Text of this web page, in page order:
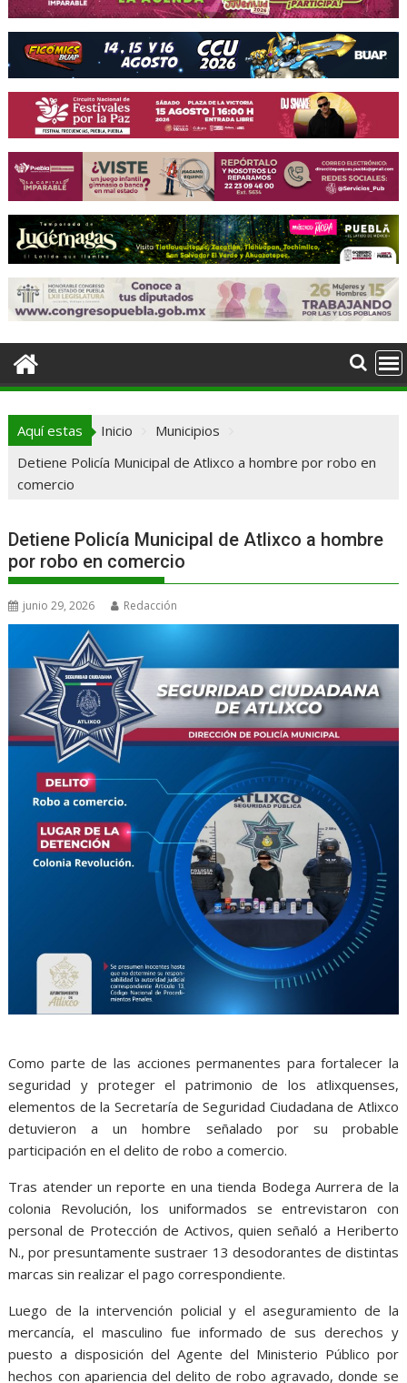
Aquí estas Inicio
Municipios
Detiene Policía Municipal de Atlixco a hombre por robo en
comercio
Detiene Policía Municipal de Atlixco a hombre
por robo en comercio
junio 29, 2026 Redacción
Como parte de las acciones permanentes para fortalecer la
seguridad y proteger el patrimonio de los atlixquenses,
elementos de la Secretaría de Seguridad Ciudadana de Atlixco
detuvieron a un hombre señalado por su probable
participación en el delito de robo a comercio.
Tras atender un reporte en una tienda Bodega Aurrera de la
colonia Revolución, los uniformados se entrevistaron con
personal de Protección de Activos, quien señaló a Heriberto
N., por presuntamente sustraer 13 desodorantes de distintas
marcas sin realizar el pago correspondiente.
Luego de la intervención policial y el aseguramiento de la
mercancía, el masculino fue informado de sus derechos y
puesto a disposición del Agente del Ministerio Público por
hechos con apariencia del delito de robo agravado, donde se